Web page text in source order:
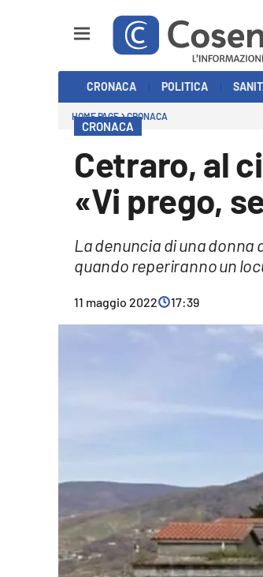
Lac Network
CRONACA POLITICA
HOME PAGE CRONACA
CRONACA
Cetraro, al
«Vi prego,
La denuncia di una donna
quando reperiranno un
11 maggio 2022 17:39